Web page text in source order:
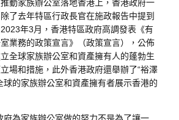
動家族辦公室落地香港上，香港政府一
了去年特區行政長官在施政報告中提到
年3月，香港特區政府高調發表《有
業務的政策宣言》（政策宣言），公佈
全球家族辦公室和資產擁有人的蓬勃生
場和措施，此外香港政府還舉辦了“裕澤
球的家族辦公室和資產擁有者展示香港的
府為家族辦公室做的努力不是為了讓一